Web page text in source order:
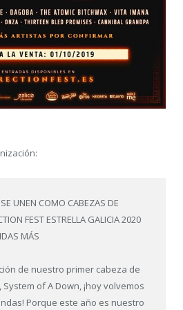
UNEN COMO CABEZAS DE
FEST ESTRELLA GALICIA 2020
MÁS
de nuestro primer cabeza de
of A Down, ¡hoy volvemos
Porque este año es nuestro